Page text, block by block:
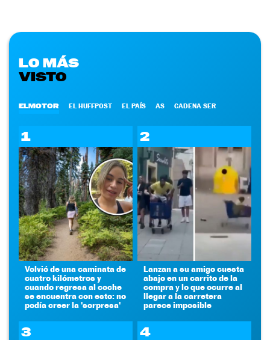
LO MÁS
VISTO
ELMOTOR EL HUFFPOST EL PAÍS AS CADENA SER
1
Volvió de una caminata de
cuatro kilómetros y
cuando regresa al coche
se encuentra con esto: no
podía creer la 'sorpresa'
2
Lanzan a su amigo cuesta
abajo en un carrito de la
compra y lo que ocurre al
llegar a la carretera
parece imposible
3 4